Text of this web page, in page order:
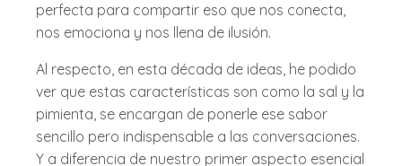
perfecta para compartir eso que nos conecta,
nos emociona y nos llena de ilusión.
Al respecto, en esta década de ideas, he podido
ver que estas características son como la sal y la
pimienta, se encargan de ponerle ese sabor
sencillo pero indispensable a las conversaciones.
Y a diferencia de nuestro primer aspecto esencial